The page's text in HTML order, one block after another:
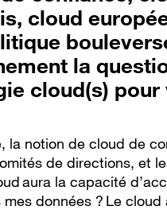
cloud
la
cloud(s)
la notion de cloud de
de directions, et
aura la capacité
mes données ? Le